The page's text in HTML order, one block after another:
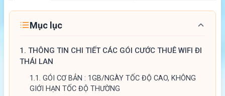
Mục lục
1. THÔNG TIN CHI TIẾT CÁC GÓI CƯỚC THUÊ WIFI ĐI
THÁI LAN
1.1. GÓI CƠ BẢN : 1GB/NGÀY TỐC ĐỘ CAO, KHÔNG
GIỚI HẠN TỐC ĐỘ THƯỜNG